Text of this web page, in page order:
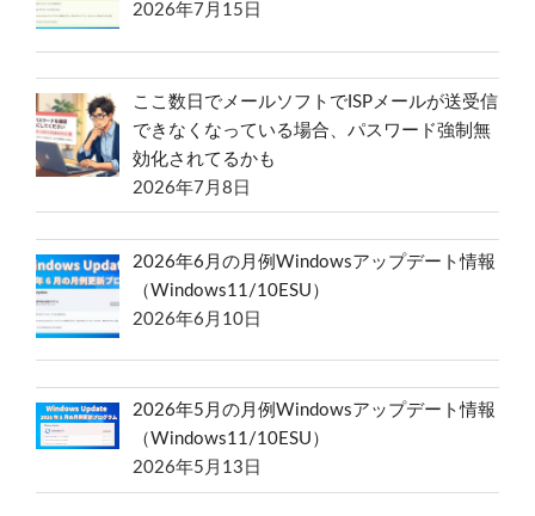
2026年7月15日
ここ数日でメールソフトでISPメールが送受信
できなくなっている場合、パスワード強制無
効化されてるかも
2026年7月8日
2026年6月の月例Windowsアップデート情報
（Windows11/10ESU）
2026年6月10日
2026年5月の月例Windowsアップデート情報
（Windows11/10ESU）
2026年5月13日